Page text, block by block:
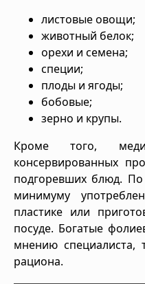
листовые овощи;
животный белок;
орехи и семена;
специи;
плоды и ягоды;
бобовые;
зерно и крупы.
Кроме того,
консервированных
подгоревших блюд. По
минимуму
пластике или
посуде. Богатые
мнению специалиста,
рациона.